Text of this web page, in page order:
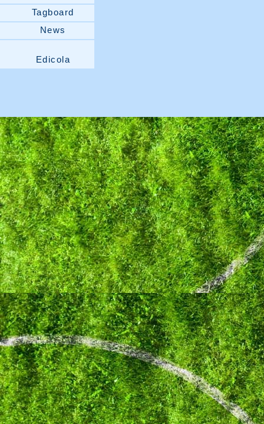
Tagboard
News
Edicola